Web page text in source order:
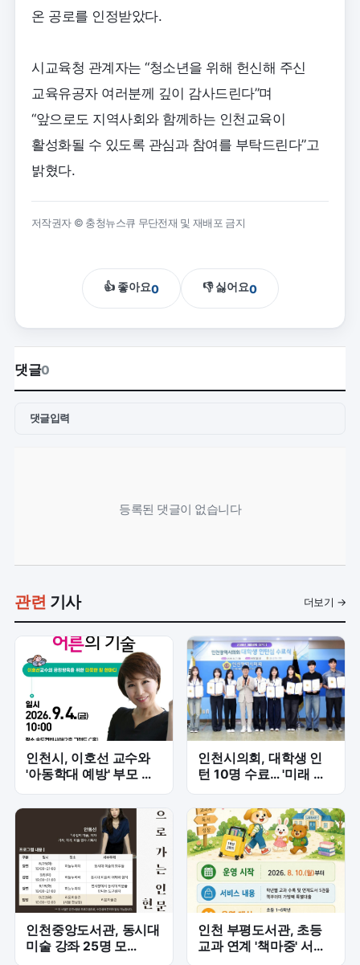
온 공로를 인정받았다.
시교육청 관계자는 “청소년을 위해 헌신해 주신
교육유공자 여러분께 깊이 감사드린다”며
“앞으로도 지역사회와 함께하는 인천교육이
활성화될 수 있도록 관심과 참여를 부탁드린다”고
밝혔다.
저작권자 © 충청뉴스큐 무단전재 및 재배포 금지
👍 좋아요0 👎 싫어요0
댓글0
댓글입력
등록된 댓글이 없습니다
관련 기사 더보기 →
인천시, 이호선 교수와
'아동학대 예방' 부모 특
강 개최... 긍정 양육 기
술 전수
인천시의회, 대학생 인
턴 10명 수료… '미래 인
재' 의정 경험 쌓다
인천중앙도서관, 동시대
미술 강좌 25명 모
인천 부평도서관, 초등
교과 연계 '책마중' 서비